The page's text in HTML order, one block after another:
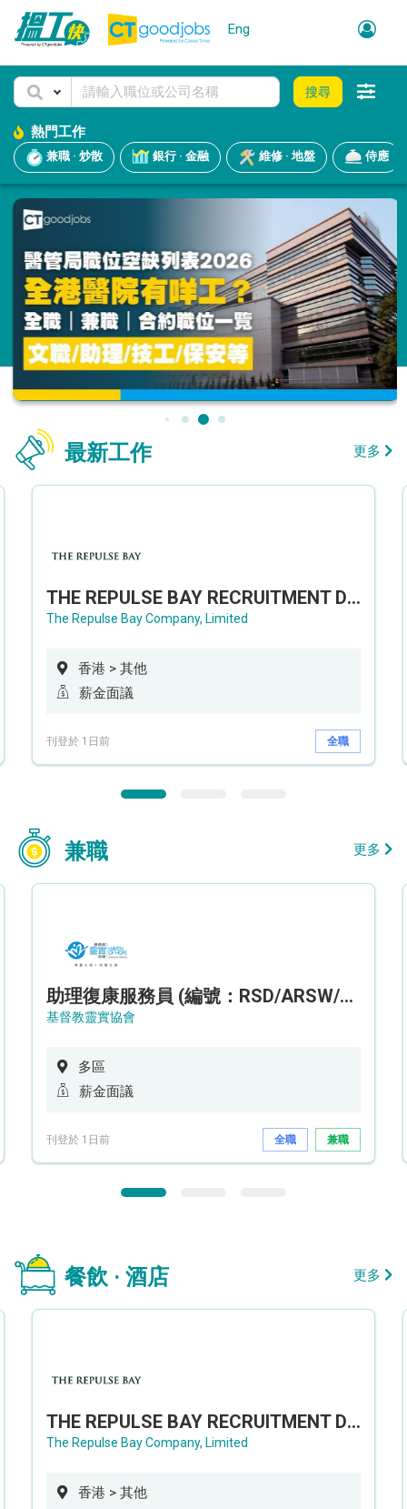
Eng
搜尋
熱門工作
兼職 · 炒散 銀行 · 金融 維修 · 地盤 侍應
最新工作 更多
THE REPULSE BAY RECRUITMENT DAY 淺水灣影灣園人才招聘會
The Repulse Bay Company, Limited
香港 > 其他
薪金面議
刊登於 1日前 全職
兼職 更多
助理復康服務員 (編號：RSD/ARSW/CTE)
基督教靈實協會
多區
薪金面議
刊登於 1日前 全職 兼職
餐飲 · 酒店 更多
THE REPULSE BAY RECRUITMENT DAY 淺水灣影灣園人才招聘會
The Repulse Bay Company, Limited
香港 > 其他